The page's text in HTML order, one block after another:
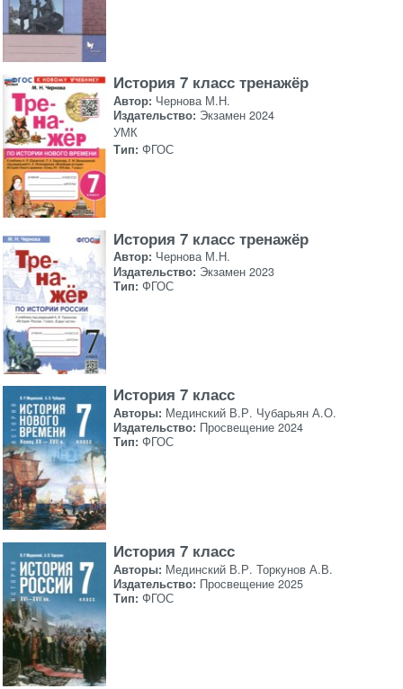
История 7 класс тренажёр
Автор: Чернова М.Н.
Издательство: Экзамен 2024
УМК
Тип: ФГОС
История 7 класс тренажёр
Автор: Чернова М.Н.
Издательство: Экзамен 2023
Тип: ФГОС
История 7 класс
Авторы: Мединский В.Р. Чубарьян А.О.
Издательство: Просвещение 2024
Тип: ФГОС
История 7 класс
Авторы: Мединский В.Р. Торкунов А.В.
Издательство: Просвещение 2025
Тип: ФГОС